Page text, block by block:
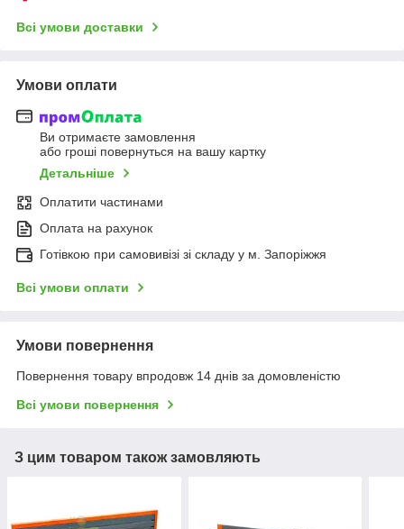
Всі умови доставки
Умови оплати
Ви отримаєте замовлення
або гроші повернуться на вашу картку
Детальніше
Оплатити частинами
Оплата на рахунок
Готівкою при самовивізі зі складу у м. Запоріжжя
Всі умови оплати
Умови повернення
Повернення товару впродовж 14 днів за домовленістю
Всі умови повернення
З цим товаром також замовляють